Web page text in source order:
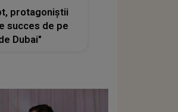
protagoniștii
succes de pe
Dubai"